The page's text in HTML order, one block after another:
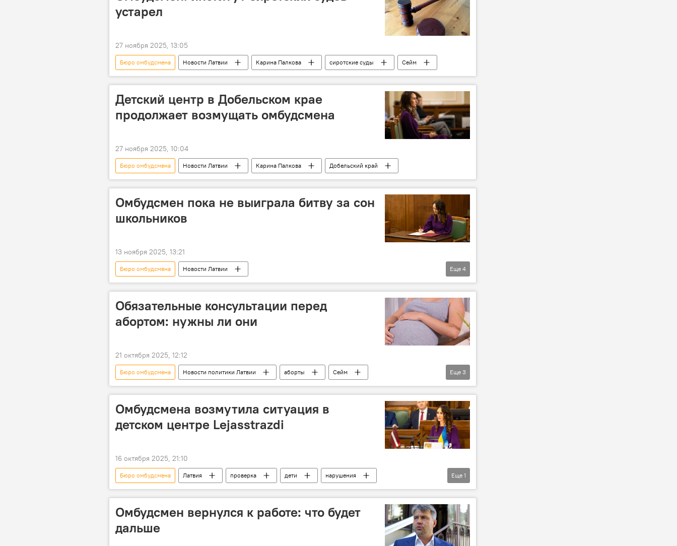
устарел
27 ноября 2025, 13:05
Бюро омбудсмена Новости Латвии Карина Палкова сиротские суды Сейм
Детский центр в Добельском крае
продолжает возмущать омбудсмена
27 ноября 2025, 10:04
Бюро омбудсмена Новости Латвии Карина Палкова Добельский край
Омбудсмен пока не выиграла битву за сон
школьников
13 ноября 2025, 13:21
Бюро омбудсмена
Новости Латвии
комиссия Сейма по общественным делам и правам человека
Карина Палкова
Еще 4
Обязательные консультации перед
абортом: нужны ли они
21 октября 2025, 12:12
Бюро омбудсмена Новости политики Латвии аборты
Сейм
"Новое Единство"
партия "Прогрессивные"
Союз зеленых и крестьян
Еще 3
Омбудсмена возмутила ситуация в
детском центре Lejasstrazdi
16 октября 2025, 21:10
Бюро омбудсмена Латвия проверка дети
нарушения
Карина Палкова
Еще 1
Омбудсмен вернулся к работе: что будет
дальше